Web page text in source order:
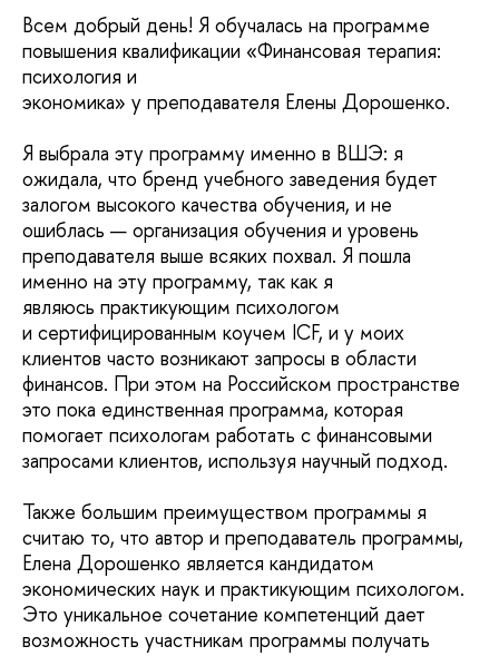
Всем добрый день! Я обучалась на программе
повышения квалификации «Финансовая терапия:
психология и
экономика» у преподавателя Елены Дорошенко.
Я выбрала эту программу именно в ВШЭ: я
ожидала, что бренд учебного заведения будет
залогом высокого качества обучения, и не
ошиблась — организация обучения и уровень
преподавателя выше всяких похвал. Я пошла
именно на эту программу, так как я
являюсь практикующим психологом
и сертифицированным коучем ICF, и у моих
клиентов часто возникают запросы в области
финансов. При этом на Российском пространстве
это пока единственная программа, которая
помогает психологам работать с финансовыми
запросами клиентов, используя научный подход.
Также большим преимуществом программы я
считаю то, что автор и преподаватель программы,
Елена Дорошенко является кандидатом
экономических наук и практикующим психологом.
Это уникальное сочетание компетенций дает
возможность участникам программы получать